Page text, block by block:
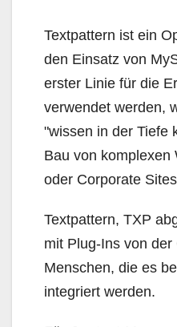
Textpattern ist ein
den Einsatz von
erster Linie für die
verwendet werden,
"wissen in der Tiefe
Bau von komplexen
oder Corporate
Textpattern, TXP
mit Plug-Ins von
Menschen, die es
integriert werden.